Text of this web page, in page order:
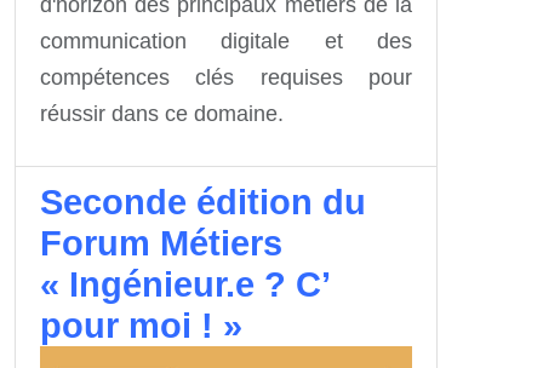
communication digitale et des
compétences clés requises pour
réussir dans ce domaine.
Seconde édition du
Forum Métiers
« Ingénieur.e ? C’
pour moi ! »